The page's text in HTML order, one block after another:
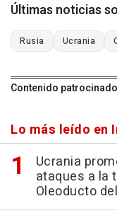
Últimas noticias
Rusia Ucrania
Contenido patrocinado
Lo más leído en
Ucrania
ataques a la
Oleoducto